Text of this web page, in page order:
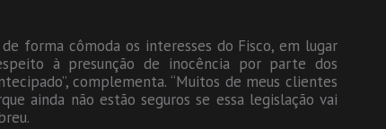
forma cômoda os interesses do Fisco, em lugar
à presunção de inocência por parte dos
complementa. “Muitos de meus clientes
ainda não estão seguros se essa legislação vai